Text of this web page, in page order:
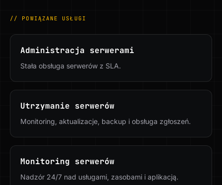
// POWIĄZANE USŁUGI
Administracja serwerami
Stała obsługa serwerów z SLA.
Utrzymanie serwerów
Monitoring, aktualizacje, backup i obsługa zgłoszeń.
Monitoring serwerów
Nadzór 24/7 nad usługami, zasobami i aplikacją.